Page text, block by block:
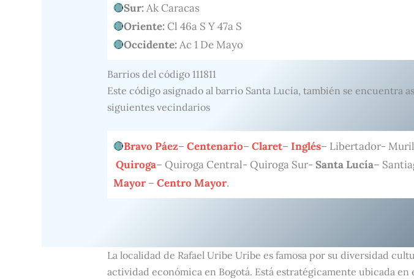
Sur:Ak Caracas
Oriente:Cl 46a S Y 47a S
Occidente:Ac 1 De Mayo
Barrios del código 111811
Este código asignado al barrio Santa Lucía, también se encuentra
siguientes vecindarios
Bravo Páez– Centenario– Claret– Inglés– Libertador-
Quiroga– Quiroga Central- Quiroga Sur- Santa Lucía–
Mayor – Centro Mayor.
La localidad de Rafael Uribe Uribe es famosa por su diversidad
actividad económica en Bogotá. Está estratégicamente ubicada